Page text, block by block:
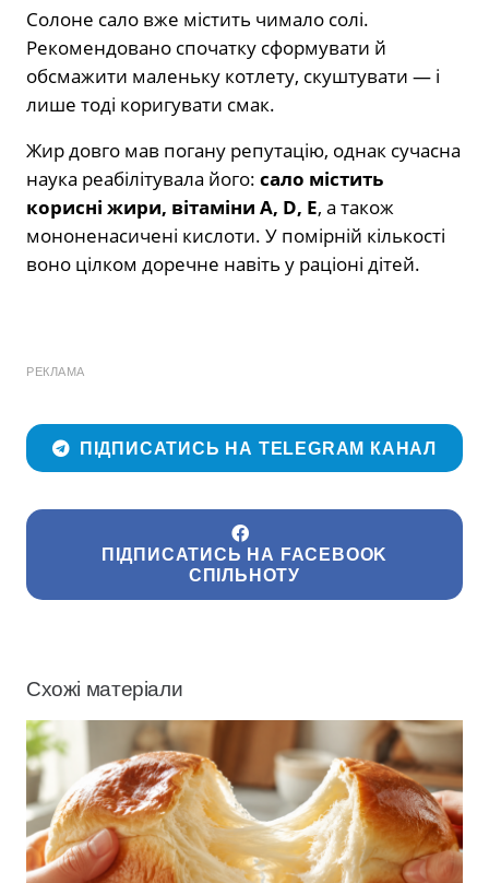
Солоне сало вже містить чимало солі.
Рекомендовано спочатку сформувати й
обсмажити маленьку котлету, скуштувати — і
лише тоді коригувати смак.
Жир довго мав погану репутацію, однак сучасна
наука реабілітувала його: сало містить
корисні жири, вітаміни A, D, E, а також
мононенасичені кислоти. У помірній кількості
воно цілком доречне навіть у раціоні дітей.
РЕКЛАМА
ПІДПИСАТИСЬ НА TELEGRAM КАНАЛ
ПІДПИСАТИСЬ НА FACEBOOK
СПІЛЬНОТУ
Схожі матеріали